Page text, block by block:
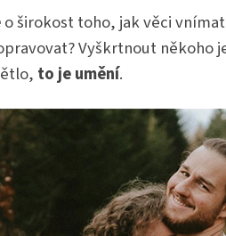
o širokost toho, jak věci
Vyškrtnout někoho
to je umění.